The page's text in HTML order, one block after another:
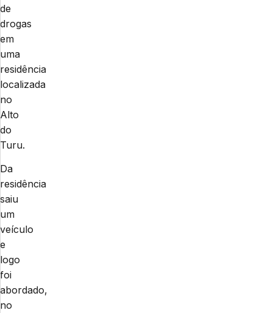
de
drogas
em
uma
residência
localizada
no
Alto
do
Turu.
Da
residência
saiu
um
veículo
e
logo
foi
abordado,
no